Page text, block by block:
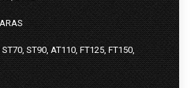
ST90, AT110, FT125, FT150,